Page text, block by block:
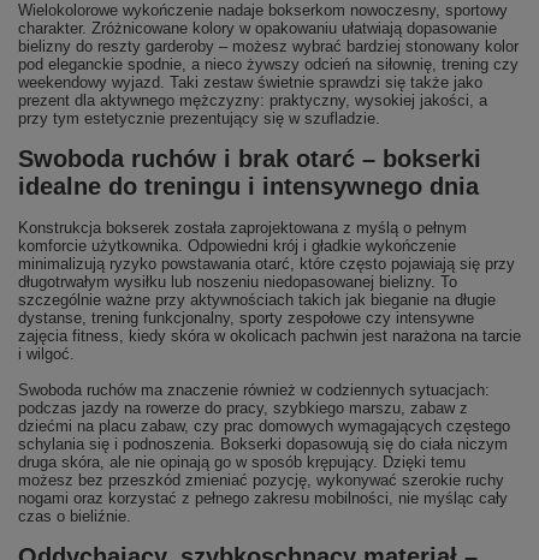
Wielokolorowe wykończenie nadaje bokserkom nowoczesny, sportowy
charakter. Zróżnicowane kolory w opakowaniu ułatwiają dopasowanie
bielizny do reszty garderoby – możesz wybrać bardziej stonowany kolor
pod eleganckie spodnie, a nieco żywszy odcień na siłownię, trening czy
weekendowy wyjazd. Taki zestaw świetnie sprawdzi się także jako
prezent dla aktywnego mężczyzny: praktyczny, wysokiej jakości, a
przy tym estetycznie prezentujący się w szufladzie.
Swoboda ruchów i brak otarć – bokserki
idealne do treningu i intensywnego dnia
Konstrukcja bokserek została zaprojektowana z myślą o pełnym
komforcie użytkownika. Odpowiedni krój i gładkie wykończenie
minimalizują ryzyko powstawania otarć, które często pojawiają się przy
długotrwałym wysiłku lub noszeniu niedopasowanej bielizny. To
szczególnie ważne przy aktywnościach takich jak bieganie na długie
dystanse, trening funkcjonalny, sporty zespołowe czy intensywne
zajęcia fitness, kiedy skóra w okolicach pachwin jest narażona na tarcie
i wilgoć.
Swoboda ruchów ma znaczenie również w codziennych sytuacjach:
podczas jazdy na rowerze do pracy, szybkiego marszu, zabaw z
dziećmi na placu zabaw, czy prac domowych wymagających częstego
schylania się i podnoszenia. Bokserki dopasowują się do ciała niczym
druga skóra, ale nie opinają go w sposób krępujący. Dzięki temu
możesz bez przeszkód zmieniać pozycję, wykonywać szerokie ruchy
nogami oraz korzystać z pełnego zakresu mobilności, nie myśląc cały
czas o bieliźnie.